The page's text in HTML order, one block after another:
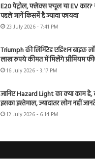
E20 पेट्रोल, फ्लेक्स फ्यूल या EV कार?
पहले जानें किसमें है ज्यादा फायदा
23 July 2026 - 7:41 PM
Triumph की लिमिटेड एडिशन बाइक
लाख रुपये कीमत में मिलेंगे प्रीमियम
16 July 2026 - 3:17 PM
जानिए Hazard Light का क्या काम
इसका इस्तेमाल, ज्यादातर लोग नहीं
12 July 2026 - 6:14 PM